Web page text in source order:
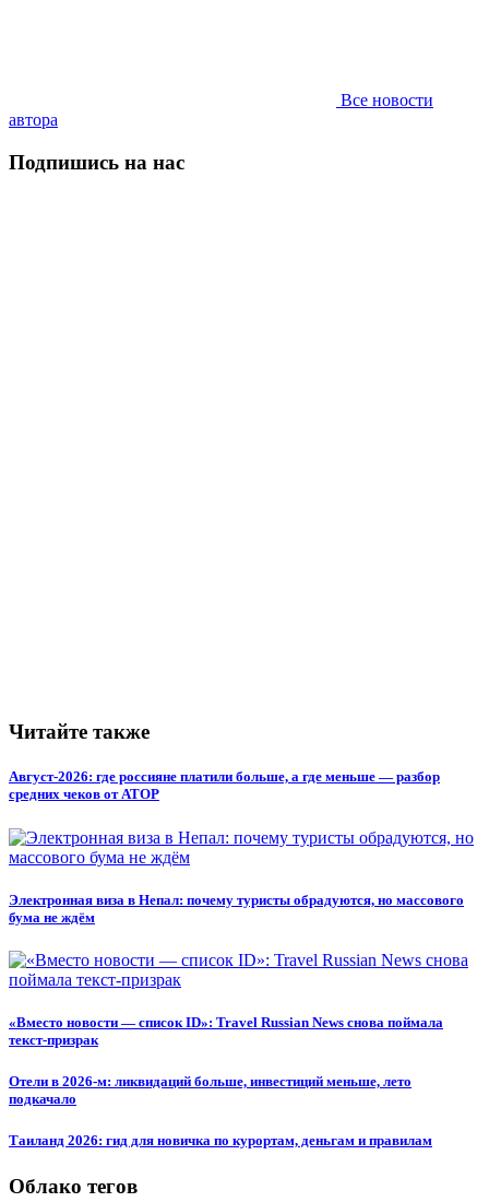
Все новости
автора
Подпишись на нас
Читайте также
Август-2026: где россияне платили больше, а где меньше — разбор
средних чеков от АТОР
Электронная виза в Непал: почему туристы обрадуются, но массового
бума не ждём
«Вместо новости — список ID»: Travel Russian News снова поймала
текст-призрак
Отели в 2026-м: ликвидаций больше, инвестиций меньше, лето
подкачало
Таиланд 2026: гид для новичка по курортам, деньгам и правилам
Облако тегов